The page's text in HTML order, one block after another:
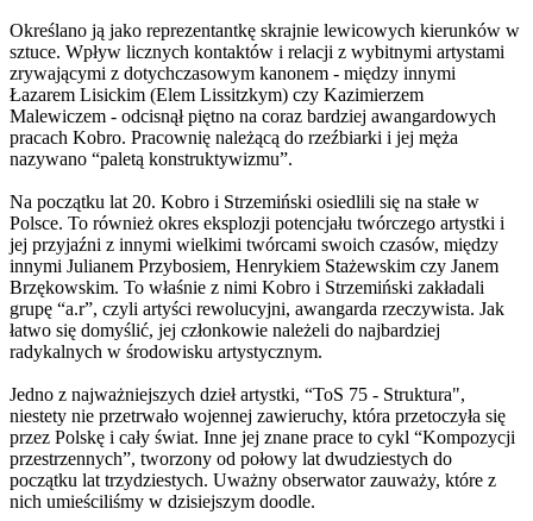
Określano ją jako reprezentantkę skrajnie lewicowych kierunków w
sztuce. Wpływ licznych kontaktów i relacji z wybitnymi artystami
zrywającymi z dotychczasowym kanonem - między innymi
Łazarem Lisickim (Elem Lissitzkym) czy Kazimierzem
Malewiczem - odcisnął piętno na coraz bardziej awangardowych
pracach Kobro. Pracownię należącą do rzeźbiarki i jej męża
nazywano “paletą konstruktywizmu”.
Na początku lat 20. Kobro i Strzemiński osiedlili się na stałe w
Polsce. To również okres eksplozji potencjału twórczego artystki i
jej przyjaźni z innymi wielkimi twórcami swoich czasów, między
innymi Julianem Przybosiem, Henrykiem Stażewskim czy Janem
Brzękowskim. To właśnie z nimi Kobro i Strzemiński zakładali
grupę “a.r”, czyli artyści rewolucyjni, awangarda rzeczywista. Jak
łatwo się domyślić, jej członkowie należeli do najbardziej
radykalnych w środowisku artystycznym.
Jedno z najważniejszych dzieł artystki, “ToS 75 - Struktura",
niestety nie przetrwało wojennej zawieruchy, która przetoczyła się
przez Polskę i cały świat. Inne jej znane prace to cykl “Kompozycji
przestrzennych”, tworzony od połowy lat dwudziestych do
początku lat trzydziestych. Uważny obserwator zauważy, które z
nich umieściliśmy w dzisiejszym doodle.